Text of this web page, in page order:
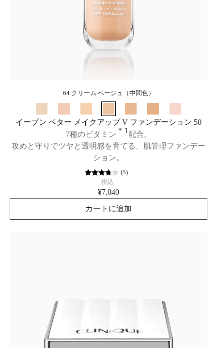
64 クリーム ベージュ（中間色）
イーブン ベター メイクアップ V ファンデーション 50
7種のビタミン ＊1 配合。
攻めと守りでツヤと透明感を育てる、肌管理ファンデー
ション。
(5)
税込
¥7,040
カートに追加